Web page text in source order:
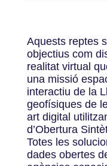
Aquests reptes
objectius com
realitat virtual
una missió
interactiu de la
geofísiques de
art digital
d’Obertura
Totes les
dades obertes